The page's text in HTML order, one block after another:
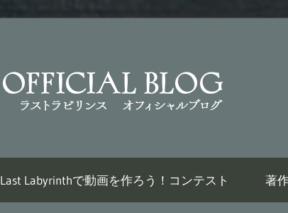
Last Labyrinthで動画を作ろう！コンテスト 著